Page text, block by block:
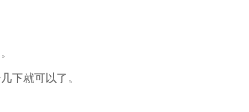
下就可以了。